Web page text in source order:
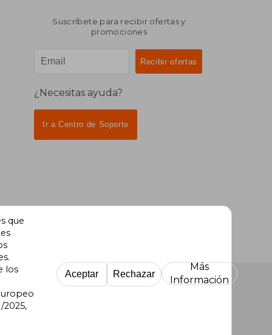
Suscríbete para recibir ofertas y
promociones
¿Necesitas ayuda?
Ir a Centro de Soporte
que
los
2025,
Aceptar Rechazar
Más
Información